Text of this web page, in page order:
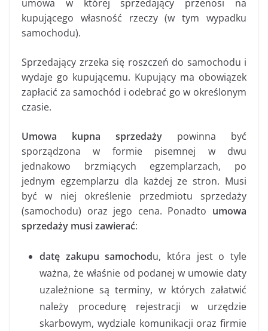
umowa w której sprzedający przenosi na
kupującego własność rzeczy (w tym wypadku
samochodu).
Sprzedający zrzeka się roszczeń do samochodu i
wydaje go kupującemu. Kupujący ma obowiązek
zapłacić za samochód i odebrać go w określonym
czasie.
Umowa kupna sprzedaży powinna być
sporządzona w formie pisemnej w dwu
jednakowo brzmiących egzemplarzach, po
jednym egzemplarzu dla każdej ze stron. Musi
być w niej określenie przedmiotu sprzedaży
(samochodu) oraz jego cena. Ponadto umowa
sprzedaży musi zawierać:
datę zakupu samochodu, która jest o tyle
ważna, że właśnie od podanej w umowie daty
uzależnione są terminy, w których załatwić
należy procedurę rejestracji w urzędzie
skarbowym, wydziale komunikacji oraz firmie